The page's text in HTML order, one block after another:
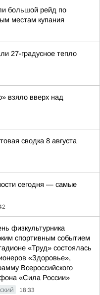
большой рейд по
местам купания
27-градусное тепло
взяло вверх над
сводка 8 августа
сегодня — самые
физкультурника
спортивным событием
«Труд» состоялась
«Здоровье»,
Всероссийского
«Сила России»
18:33